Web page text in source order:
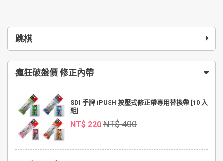
跳棋
瘋狂破盤價 修正內帶
SDI 手牌 iPUSH 按壓式修正帶專用替換帶 [10 入
組]
NT$ 220 NT$ 400